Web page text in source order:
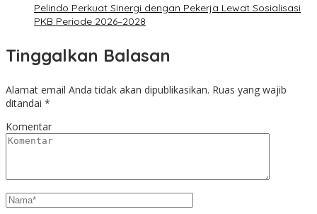
Pelindo Perkuat Sinergi dengan Pekerja Lewat Sosialisasi
PKB Periode 2026–2028
Tinggalkan Balasan
Alamat email Anda tidak akan dipublikasikan. Ruas yang wajib
ditandai *
Komentar